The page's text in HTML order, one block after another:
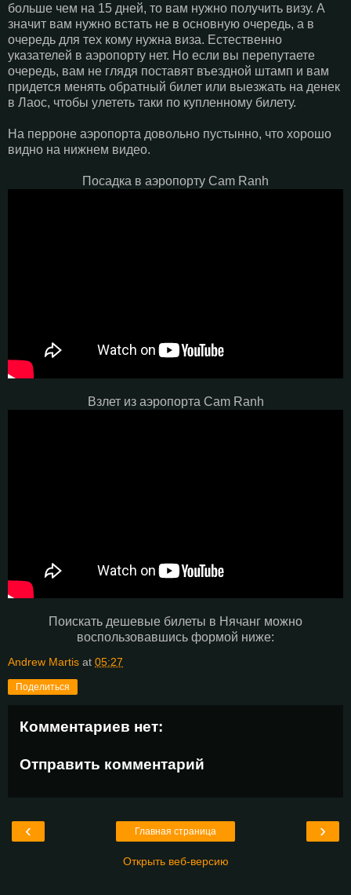
больше чем на 15 дней, то вам нужно получить визу. А
значит вам нужно встать не в основную очередь, а в
очередь для тех кому нужна виза. Естественно
указателей в аэропорту нет. Но если вы перепутаете
очередь, вам не глядя поставят въездной штамп и вам
придется менять обратный билет или выезжать на денек
в Лаос, чтобы улететь таки по купленному билету.
На перроне аэропорта довольно пустынно, что хорошо
видно на нижнем видео.
Посадка в аэропорту Cam Ranh
Взлет из аэропорта Cam Ranh
Поискать дешевые билеты в Нячанг можно
воспользовавшись формой ниже:
Andrew Martis at 05:27
Поделиться
Комментариев нет:
Отправить комментарий
‹ ›
Главная страница
Открыть веб-версию